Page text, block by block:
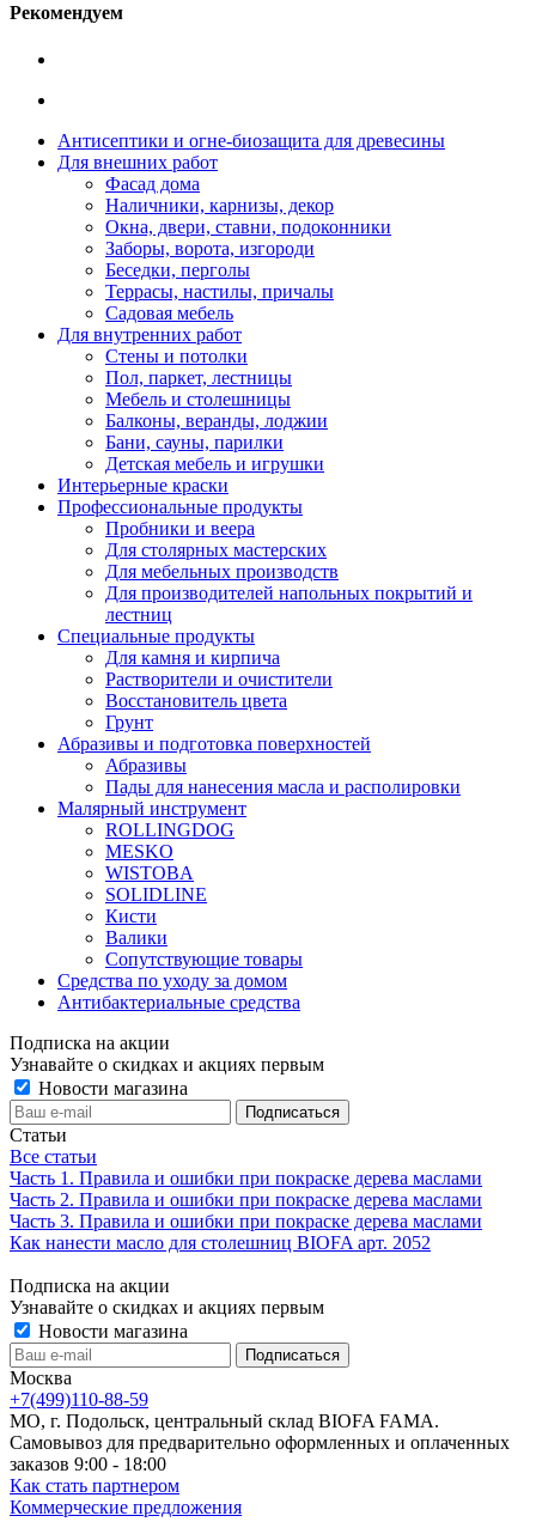
Рекомендуем
Антисептики и огне-биозащита для древесины
Для внешних работ
Фасад дома
Наличники, карнизы, декор
Окна, двери, ставни, подоконники
Заборы, ворота, изгороди
Беседки, перголы
Террасы, настилы, причалы
Садовая мебель
Для внутренних работ
Стены и потолки
Пол, паркет, лестницы
Мебель и столешницы
Балконы, веранды, лоджии
Бани, сауны, парилки
Детская мебель и игрушки
Интерьерные краски
Профессиональные продукты
Пробники и веера
Для столярных мастерских
Для мебельных производств
Для производителей напольных покрытий и
лестниц
Специальные продукты
Для камня и кирпича
Растворители и очистители
Восстановитель цвета
Грунт
Абразивы и подготовка поверхностей
Абразивы
Пады для нанесения масла и располировки
Малярный инструмент
ROLLINGDOG
MESKO
WISTOBA
SOLIDLINE
Кисти
Валики
Сопутствующие товары
Средства по уходу за домом
Антибактериальные средства
Подписка на акции
Узнавайте о скидках и акциях первым
Новости магазина
Статьи
Все статьи
Часть 1. Правила и ошибки при покраске дерева маслами
Часть 2. Правила и ошибки при покраске дерева маслами
Часть 3. Правила и ошибки при покраске дерева маслами
Как нанести масло для столешниц BIOFA арт. 2052
Подписка на акции
Узнавайте о скидках и акциях первым
Новости магазина
Москва
+7(499)110-88-59
МО, г. Подольск, центральный склад BIOFA FAMA.
Самовывоз для предварительно оформленных и оплаченных
заказов 9:00 - 18:00
Как стать партнером
Коммерческие предложения